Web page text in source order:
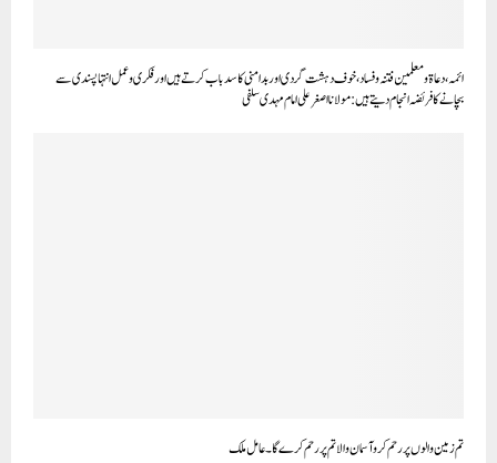
ائمہ، دعاۃ ومعلمین فتنہ وفساد ، خوف دہشت گردی اور بدامنی کا سدباب کرتے ہیں اور فکری وعمل انتہا پسندی سے
بچانے کا فریضہ انجام دیتے ہیں:مولانا اصغر علی امام مہدی سلفی
تم زمین والوں پر رحم کرو آسمان والا تم پر رحم کر ے گا ۔عامل ملک